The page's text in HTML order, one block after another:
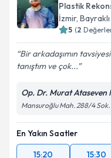
Plastik
İzmir, Bayraklı
5 (2
Bir arkadaşımın
tanıştım ve çok...
Op. Dr. Murat Ataseven
Mansuroğlu Mah. 288/4 Sok.
En Yakın Saatler
15:20
15:30